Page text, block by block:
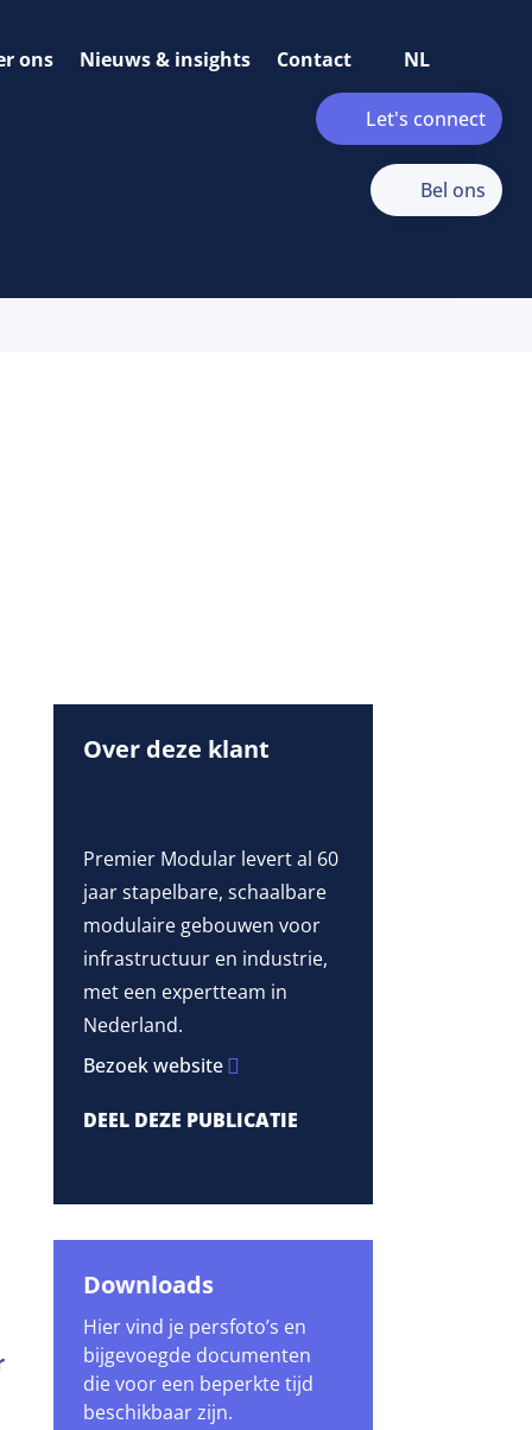
ons Nieuws & insights Contact
Over deze klant
Premier Modular levert al 60
jaar stapelbare, schaalbare
modulaire gebouwen voor
infrastructuur en industrie,
met een expertteam in
Nederland.
Bezoek website
DEEL DEZE PUBLICATIE
Downloads
Hier vind je persfoto’s en
bijgevoegde documenten
die voor een beperkte tijd
beschikbaar zijn.